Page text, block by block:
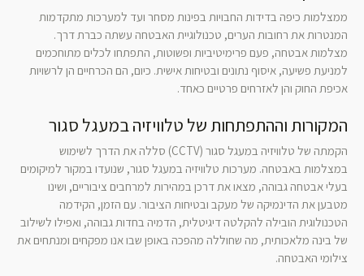
ממצלמות כיפה בדידות החבויות בפינות מסחר ועד למערכות מתקדמות
המנטרות את רחובות הערים, טכנולוגיית האבטחה עשתה כברת דרך.
מצלמות אבטחה, פעם פרימיטיביות ופשוטות, התפתחו לכלים מתוחכמים
למניעת פשיעה, איסוף נתונים ובטיחות אישית. כיום, הם הכרחיים הן לרשויות
אכיפת החוק והן לאזרחים פרטיים כאחד.
המקורות וההתפתחות של טלוויזיה במעגל סגור
הקמתה של טלוויזיה במעגל סגור (CCTV) סללה את הדרך לשימוש
במצלמות באבטחה. מערכות טלוויזיה במעגל סגור, שנועדו במקור למיקומים
בעלי אבטחה גבוהה, מצאו את דרכן במהירות למרחבים ציבוריים, ושינו
מטבען את הדינמיקה של מעקב ובטיחות הציבור. עם הזמן, הקידמה
הטכנולוגית הובילה להקלטה דיגיטלית, הדמיה בחדות גבוהה, ואפילו לשילוב
של בינה מלאכותית, מה שחוללה מהפכה באופן שבו אנו מפקחים ומנתחים את
צילומי האבטחה.